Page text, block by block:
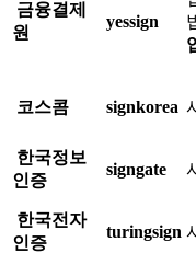
금융결제
원
yessign
코스콤 signkorea
한국정보
인증
signgate
한국전자
인증
turingsign